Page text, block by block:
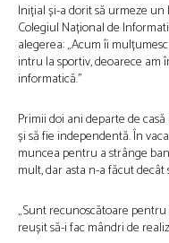
Inițial și-a dorit să urmeze
Colegiul Național de
alegerea: „Acum îi
intru la sportiv, deoarece am
informatică.”
Primii doi ani departe de
și să fie independentă. În
muncea pentru a strânge
mult, dar asta n-a făcut
„Sunt recunoscătoare
reușit să-i fac mândri de